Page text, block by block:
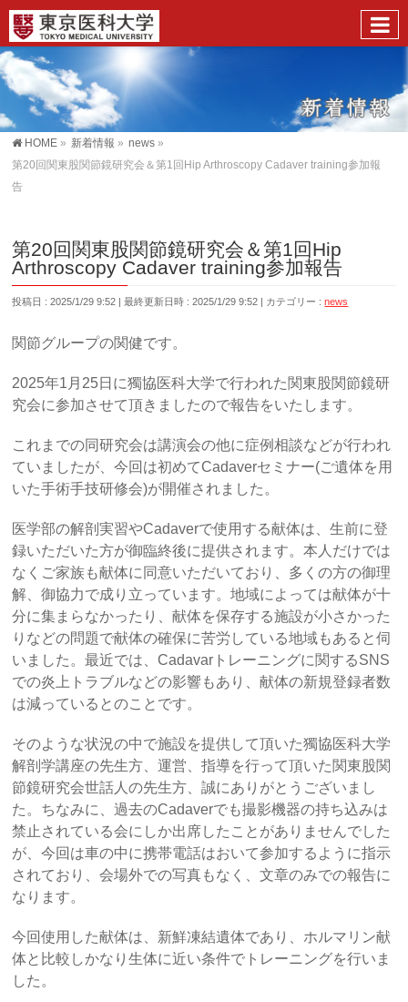
HOME » 新着情報 » news »
第20回関東股関節鏡研究会＆第1回Hip Arthroscopy Cadaver training参加報
告
第20回関東股関節鏡研究会＆第1回Hip
Arthroscopy Cadaver training参加報告
投稿日 : 2025/1/29 9:52 最終更新日時 : 2025/1/29 9:52 カテゴリー :news
関節グループの関健です。
2025年1月25日に獨協医科大学で行われた関東股関節鏡研
究会に参加させて頂きましたので報告をいたします。
これまでの同研究会は講演会の他に症例相談などが行われ
ていましたが、今回は初めてCadaverセミナー(ご遺体を用
いた手術手技研修会)が開催されました。
医学部の解剖実習やCadaverで使用する献体は、生前に登
録いただいた方が御臨終後に提供されます。本人だけでは
なくご家族も献体に同意いただいており、多くの方の御理
解、御協力で成り立っています。地域によっては献体が十
分に集まらなかったり、献体を保存する施設が小さかった
りなどの問題で献体の確保に苦労している地域もあると伺
いました。最近では、Cadavarトレーニングに関するSNS
での炎上トラブルなどの影響もあり、献体の新規登録者数
は減っているとのことです。
そのような状況の中で施設を提供して頂いた獨協医科大学
解剖学講座の先生方、運営、指導を行って頂いた関東股関
節鏡研究会世話人の先生方、誠にありがとうございまし
た。ちなみに、過去のCadaverでも撮影機器の持ち込みは
禁止されている会にしか出席したことがありませんでした
が、今回は車の中に携帯電話はおいて参加するように指示
されており、会場外での写真もなく、文章のみでの報告に
なります。
今回使用した献体は、新鮮凍結遺体であり、ホルマリン献
体と比較しかなり生体に近い条件でトレーニングを行いま
した。